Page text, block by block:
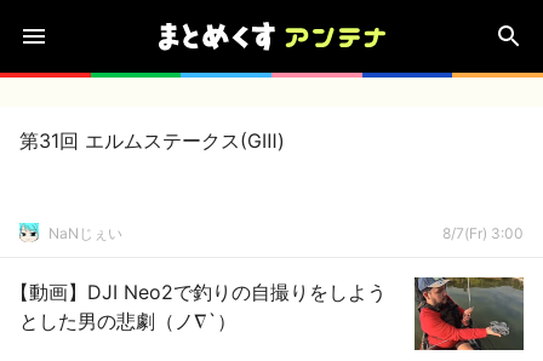
第31回 エルムステークス(GⅢ)
NaNじぇい 8/7(Fr) 3:00
【動画】DJI Neo2で釣りの自撮りをしよう
とした男の悲劇（ノ∇`）